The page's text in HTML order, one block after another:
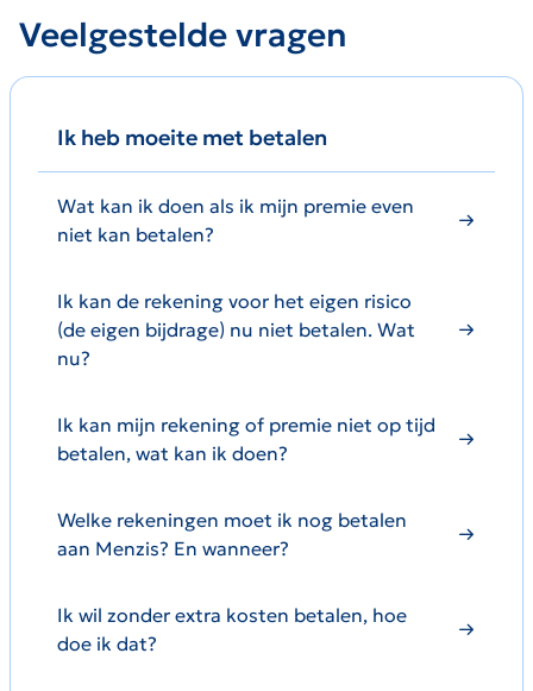
Veelgestelde vragen
Ik heb moeite met betalen
Wat kan ik doen als ik mijn premie even
niet kan betalen?
Ik kan de rekening voor het eigen risico
(de eigen bijdrage) nu niet betalen. Wat
nu?
Ik kan mijn rekening of premie niet op tijd
betalen, wat kan ik doen?
Welke rekeningen moet ik nog betalen
aan Menzis? En wanneer?
Ik wil zonder extra kosten betalen, hoe
doe ik dat?